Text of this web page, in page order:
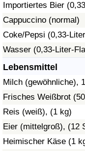
Importiertes Bier
Cappuccino (normal)
Coke/Pepsi (0,33-
Wasser (0,33-Liter-
Lebensmittel
Milch (gewöhnliche),
Frisches Weißbrot
Reis (weiß), (1 kg)
Eier (mittelgroß), (12
Heimischer Käse (1
Kriminalitäts-Index
Kriminalitätsindex